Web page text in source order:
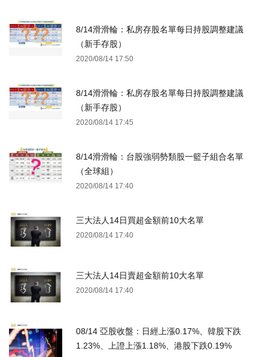
8/14滑滑輪：私房存股名單每日持股調整建議
（新手存股）
2020/08/14 17:50
8/14滑滑輪：私房存股名單每日持股調整建議
（新手存股）
2020/08/14 17:45
8/14滑滑輪：台股強弱勢類股一籃子組合名單
（全球組）
2020/08/14 17:40
三大法人14日買超金額前10大名單
2020/08/14 17:40
三大法人14日賣超金額前10大名單
2020/08/14 17:40
08/14 亞股收盤：日經上漲0.17%、韓股下跌
1.23%、上證上漲1.18%、港股下跌0.19%